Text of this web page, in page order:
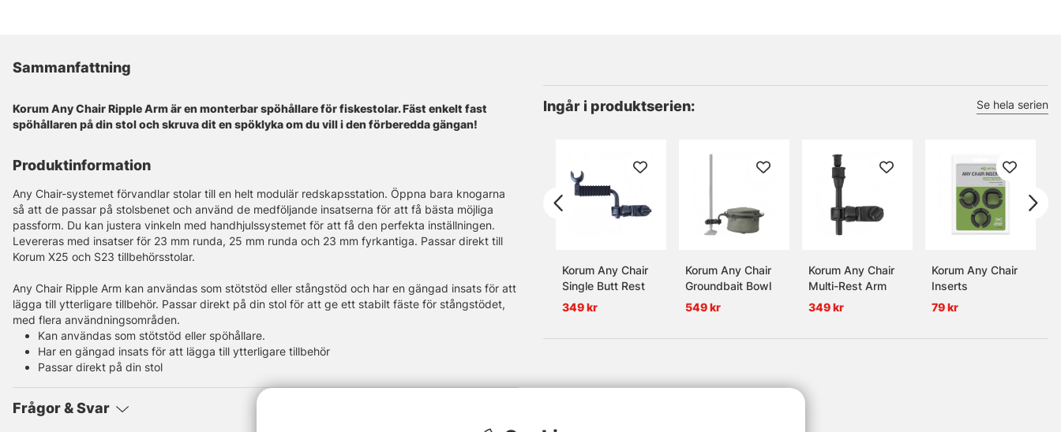
Sammanfattning
Korum Any Chair Ripple Arm är en monterbar spöhållare för fiskestolar. Fäst enkelt fast
spöhållaren på din stol och skruva dit en spöklyka om du vill i den förberedda gängan!
Produktinformation
Any Chair-systemet förvandlar stolar till en helt modulär redskapsstation. Öppna bara knogarna
så att de passar på stolsbenet och använd de medföljande insatserna för att få bästa möjliga
passform. Du kan justera vinkeln med handhjulssystemet för att få den perfekta inställningen.
Levereras med insatser för 23 mm runda, 25 mm runda och 23 mm fyrkantiga. Passar direkt till
Korum X25 och S23 tillbehörsstolar.
Any Chair Ripple Arm kan användas som stötstöd eller stångstöd och har en gängad insats för att
lägga till ytterligare tillbehör. Passar direkt på din stol för att ge ett stabilt fäste för stångstödet,
med flera användningsområden.
Kan användas som stötstöd eller spöhållare.
Har en gängad insats för att lägga till ytterligare tillbehör
Passar direkt på din stol
Frågor & Svar
Ingår i produktserien: Se hela serien
Korum Any Chair
Single Butt Rest
349 kr
Korum Any Chair
Groundbait Bowl
549 kr
Korum Any Chair
Multi-Rest Arm
349 kr
Korum Any Chair
Inserts
79 kr